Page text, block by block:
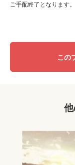
ご手配終了となります。
この